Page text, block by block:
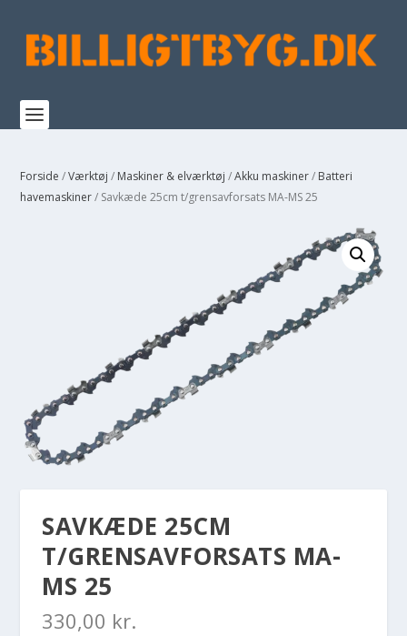
Forside /Værktøj / Maskiner & elværktøj /Akku maskiner/ Batteri
havemaskiner/ Savkæde 25cm t/grensavforsats MA-MS 25
SAVKÆDE 25CM
T/GRENSAVFORSATS MA-
MS 25
330,00 kr.